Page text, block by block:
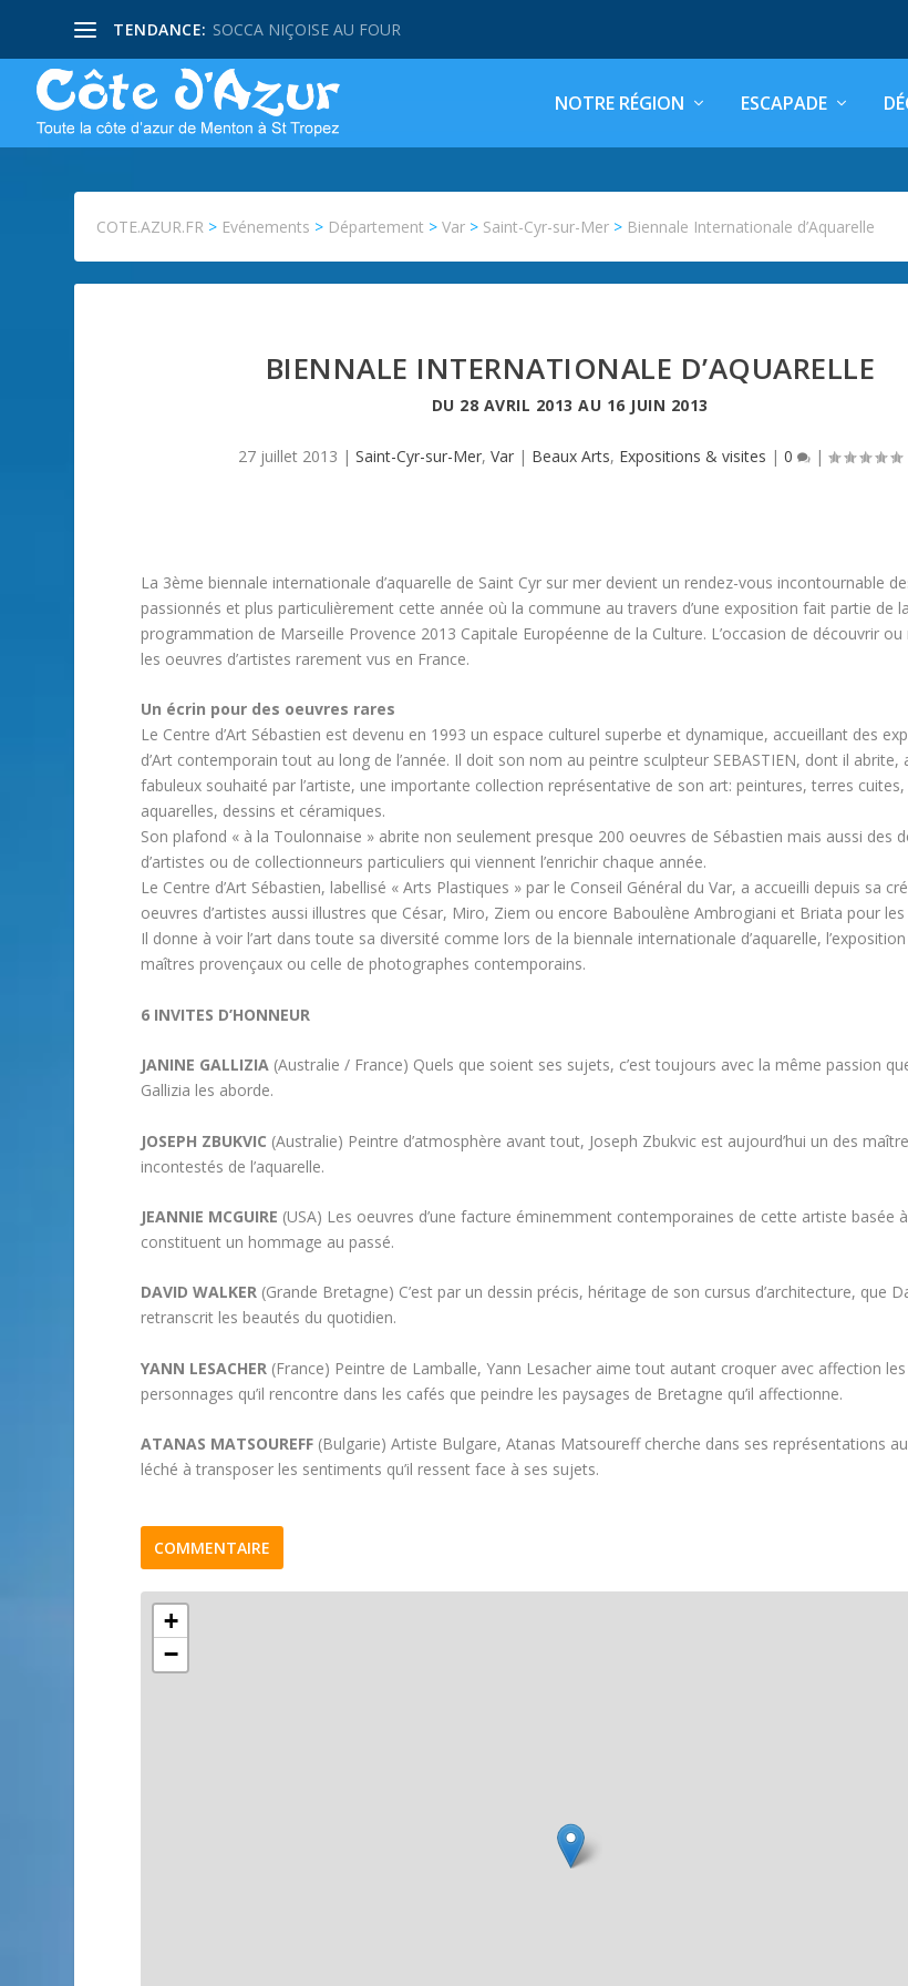
TENDANCE: SOCCA NIÇOISE AU FOUR
NOTRE RÉGION ESCAPADE
COTE.AZUR.FR > Evénements > Département >Var > Saint-Cyr-sur-Mer > Biennale Internationale d’Aquarelle
BIENNALE INTERNATIONALE D’AQUARELLE
DU 28 AVRIL 2013 AU 16 JUIN 2013
27 juillet 2013 |Saint-Cyr-sur-Mer,Var | Beaux Arts, Expositions & visites |0 |
La 3ème biennale internationale d’aquarelle de Saint Cyr sur mer devient un rendez-vous incontournable
passionnés et plus particulièrement cette année où la commune au travers d’une exposition fait partie de la
programmation de Marseille Provence 2013 Capitale Européenne de la Culture. L’occasion de découvrir
les oeuvres d’artistes rarement vus en France.
Un écrin pour des oeuvres rares
Le Centre d’Art Sébastien est devenu en 1993 un espace culturel superbe et dynamique, accueillant des
d’Art contemporain tout au long de l’année. Il doit son nom au peintre sculpteur SEBASTIEN, dont il abrite,
fabuleux souhaité par l’artiste, une importante collection représentative de son art: peintures, terres
aquarelles, dessins et céramiques.
Son plafond « à la Toulonnaise » abrite non seulement presque 200 oeuvres de Sébastien mais aussi des
d’artistes ou de collectionneurs particuliers qui viennent l’enrichir chaque année.
Le Centre d’Art Sébastien, labellisé « Arts Plastiques » par le Conseil Général du Var, a accueilli depuis sa
oeuvres d’artistes aussi illustres que César, Miro, Ziem ou encore Baboulène Ambrogiani et Briata pour
Il donne à voir l’art dans toute sa diversité comme lors de la biennale internationale d’aquarelle,
maîtres provençaux ou celle de photographes contemporains.
6 INVITES D’HONNEUR
JANINE GALLIZIA (Australie / France) Quels que soient ses sujets, c’est toujours avec la même passion
Gallizia les aborde.
JOSEPH ZBUKVIC (Australie) Peintre d’atmosphère avant tout, Joseph Zbukvic est aujourd’hui un des
incontestés de l’aquarelle.
JEANNIE MCGUIRE (USA) Les oeuvres d’une facture éminemment contemporaines de cette artiste basée
constituent un hommage au passé.
DAVID WALKER (Grande Bretagne) C’est par un dessin précis, héritage de son cursus d’architecture, que
retranscrit les beautés du quotidien.
YANN LESACHER (France) Peintre de Lamballe, Yann Lesacher aime tout autant croquer avec affection les
personnages qu’il rencontre dans les cafés que peindre les paysages de Bretagne qu’il affectionne.
ATANAS MATSOUREFF (Bulgarie) Artiste Bulgare, Atanas Matsoureff cherche dans ses représentations
léché à transposer les sentiments qu’il ressent face à ses sujets.
COMMENTAIRE
+
−